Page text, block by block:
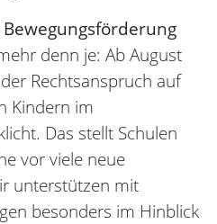
denn je: Ab August
Rechtsanspruch auf
Kindern im
Das stellt Schulen
vor viele neue
unterstützen mit
besonders im Hinblick